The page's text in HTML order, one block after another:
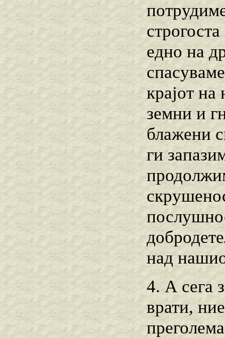
едно на
крајот
земни и
блажени
ги
над
4. А сега
врати,